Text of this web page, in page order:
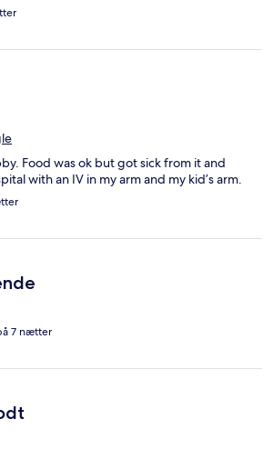
Food was ok but got sick from it and
with an IV in my arm and my kid’s arm.
7 nætter